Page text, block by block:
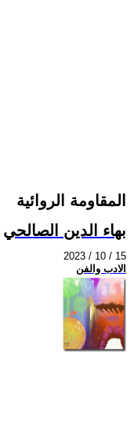
المقاومة الروائية
بهاء الدين الصالحي
2023 / 10 / 15
الادب والفن